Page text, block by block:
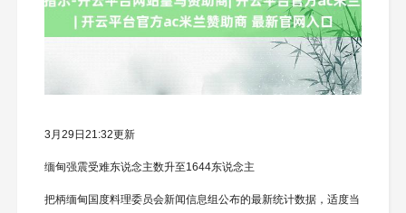
3月29日21:32更新
缅甸强震受难东说念主数升至1644东说念主
把柄缅甸国度料理委员会新闻信息组公布的最新统计数据，适度当